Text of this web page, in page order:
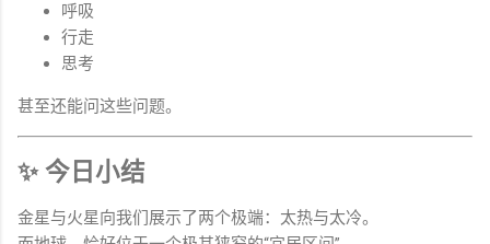
呼吸
行走
思考
甚至还能问这些问题。
✨ 今日小结
金星与火星向我们展示了两个极端：太热与太冷。